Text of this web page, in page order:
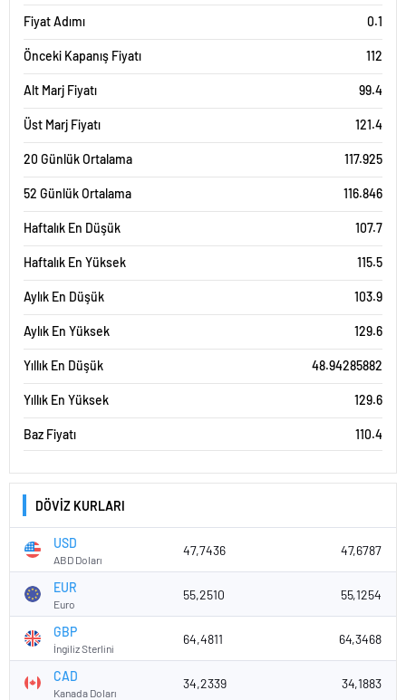
Fiyat Adımı 0.1
Önceki Kapanış Fiyatı 112
Alt Marj Fiyatı 99.4
Üst Marj Fiyatı 121.4
20 Günlük Ortalama 117.925
52 Günlük Ortalama 116.846
Haftalık En Düşük 107.7
Haftalık En Yüksek 115.5
Aylık En Düşük 103.9
Aylık En Yüksek 129.6
Yıllık En Düşük 48.94285882
Yıllık En Yüksek 129.6
Baz Fiyatı 110.4
DÖVİZ KURLARI
USD
ABD Doları
47,7436 47,6787
EUR
Euro
55,2510 55,1254
GBP
İngiliz Sterlini
64,4811 64,3468
CAD
Kanada Doları
34,2339 34,1883